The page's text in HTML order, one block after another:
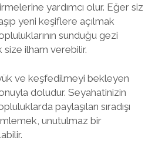
yardımcı olur. Eğer siz
yeni keşiflere açılmak
sunduğu gezi
ilham verebilir.
ve keşfedilmeyi bekleyen
doludur. Seyahatinizin
paylaşılan sıradışı
unutulmaz bir